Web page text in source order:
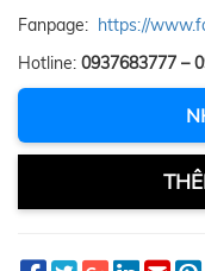
Fanpage: https://
Hotline: 0937683777 –